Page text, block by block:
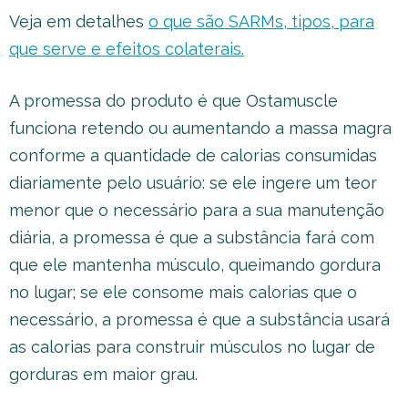
Veja em detalhes o que são SARMs, tipos, para
que serve e efeitos colaterais.
A promessa do produto é que Ostamuscle
funciona retendo ou aumentando a massa magra
conforme a quantidade de calorias consumidas
diariamente pelo usuário: se ele ingere um teor
menor que o necessário para a sua manutenção
diária, a promessa é que a substância fará com
que ele mantenha músculo, queimando gordura
no lugar; se ele consome mais calorias que o
necessário, a promessa é que a substância usará
as calorias para construir músculos no lugar de
gorduras em maior grau.